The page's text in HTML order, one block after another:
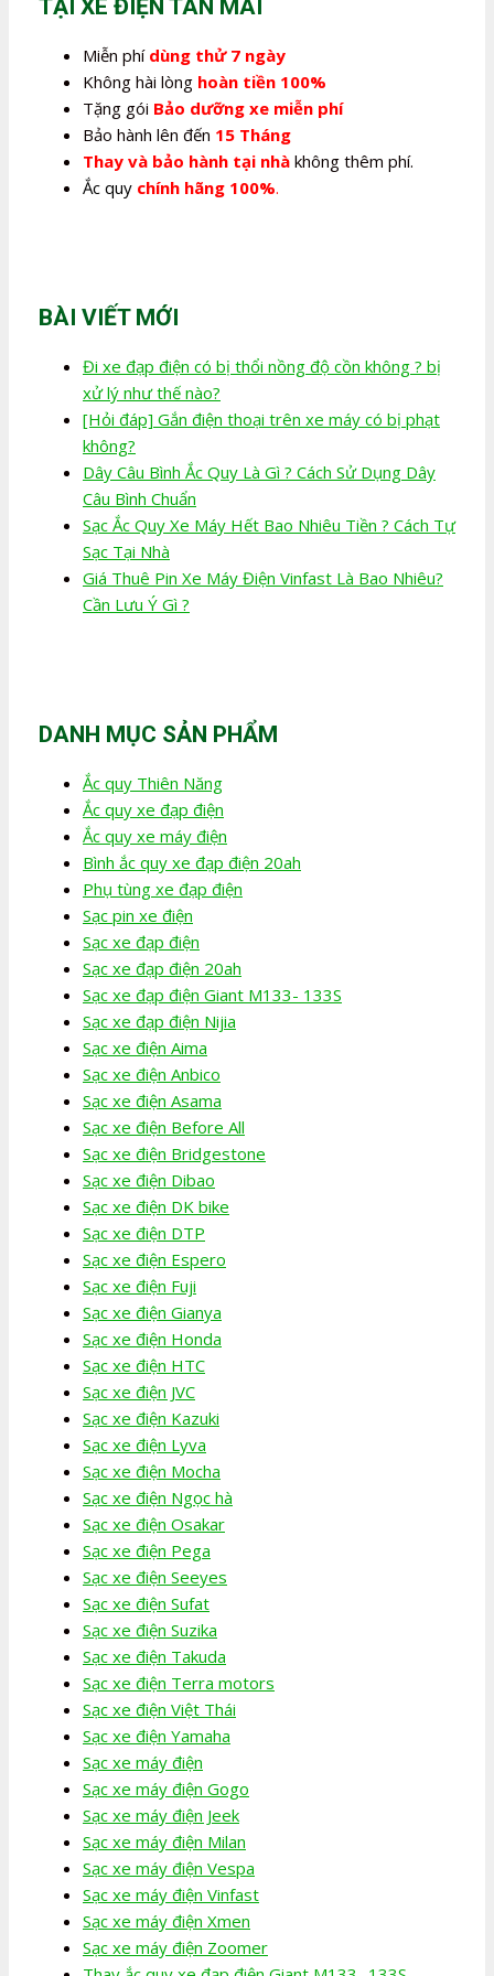
TẠI XE ĐIỆN TÂN MAI
Miễn phí dùng thử 7 ngày
Không hài lòng hoàn tiền 100%
Tặng gói Bảo dưỡng xe miễn phí
Bảo hành lên đến 15 Tháng
Thay và bảo hành tại nhà không thêm phí.
Ắc quy chính hãng 100%.
BÀI VIẾT MỚI
Đi xe đạp điện có bị thổi nồng độ cồn không ? bị
xử lý như thế nào?
[Hỏi đáp] Gắn điện thoại trên xe máy có bị phạt
không?
Dây Câu Bình Ắc Quy Là Gì ? Cách Sử Dụng Dây
Câu Bình Chuẩn
Sạc Ắc Quy Xe Máy Hết Bao Nhiêu Tiền ? Cách Tự
Sạc Tại Nhà
Giá Thuê Pin Xe Máy Điện Vinfast Là Bao Nhiêu?
Cần Lưu Ý Gì ?
DANH MỤC SẢN PHẨM
Ắc quy Thiên Năng
Ắc quy xe đạp điện
Ắc quy xe máy điện
Bình ắc quy xe đạp điện 20ah
Phụ tùng xe đạp điện
Sạc pin xe điện
Sạc xe đạp điện
Sạc xe đạp điện 20ah
Sạc xe đạp điện Giant M133- 133S
Sạc xe đạp điện Nijia
Sạc xe điện Aima
Sạc xe điện Anbico
Sạc xe điện Asama
Sạc xe điện Before All
Sạc xe điện Bridgestone
Sạc xe điện Dibao
Sạc xe điện DK bike
Sạc xe điện DTP
Sạc xe điện Espero
Sạc xe điện Fuji
Sạc xe điện Gianya
Sạc xe điện Honda
Sạc xe điện HTC
Sạc xe điện JVC
Sạc xe điện Kazuki
Sạc xe điện Lyva
Sạc xe điện Mocha
Sạc xe điện Ngọc hà
Sạc xe điện Osakar
Sạc xe điện Pega
Sạc xe điện Seeyes
Sạc xe điện Sufat
Sạc xe điện Suzika
Sạc xe điện Takuda
Sạc xe điện Terra motors
Sạc xe điện Việt Thái
Sạc xe điện Yamaha
Sạc xe máy điện
Sạc xe máy điện Gogo
Sạc xe máy điện Jeek
Sạc xe máy điện Milan
Sạc xe máy điện Vespa
Sạc xe máy điện Vinfast
Sạc xe máy điện Xmen
Sạc xe máy điện Zoomer